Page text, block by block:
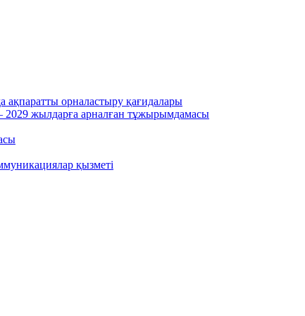
ақпаратты орналастыру қағидалары
2029 жылдарға арналған тұжырымдамасы
қызметі